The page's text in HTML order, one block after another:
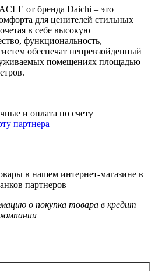
от бренда Daichi – это
для ценителей стильных
в себе высокую
функциональность,
обеспечат непревзойденный
помещениях площадью
и оплата по счету
партнера
в нашем интернет-магазине в
партнеров
о покупка товара в кредит